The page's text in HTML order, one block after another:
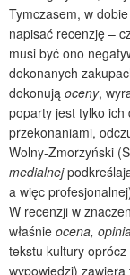
Tymczasem, w
napisać recenzję –
musi być ono
dokonanych
dokonują oceny,
poparty jest tylko ich
przekonaniami,
Wolny-Zmorzyński
medialnej
a więc
W recenzji w
właśnie ocena,
tekstu kultury
wypowiedzi)